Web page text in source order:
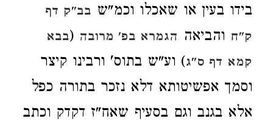
בידו בעין או שאכלו וכמ"ש בב"ק דף
ק"ח והביאה הגמרא בפ' מרובה (בבא
קמא דף ס"ג) וע"ש בתוס' ורבינו קיצר
וסמך אפשיטותא דלא נזכר בתורה כפל
אלא בגנב וגם בסעיף שאח"ז דקדק וכתב